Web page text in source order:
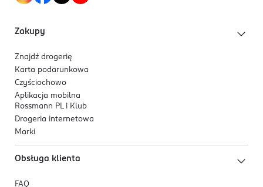
pochodnych.
***Z wyjątkiem nakrętki, barwników i dodatków
3 600542 467643
Zakupy
Znajdź drogerię
Karta podarunkowa
Czyściochowo
Aplikacja mobilna
Rossmann PL i Klub
Drogeria internetowa
Marki
Obsługa klienta
FAQ